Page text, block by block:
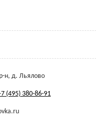
н, д. Льялово
(495) 380-86-91